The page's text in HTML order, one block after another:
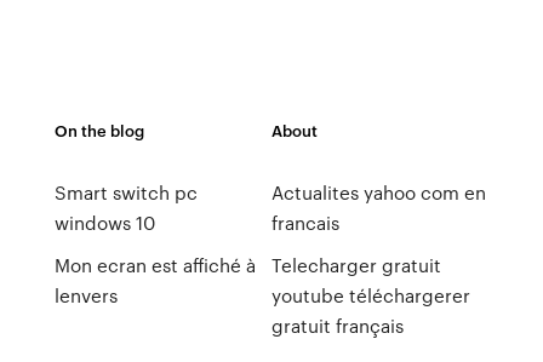
On the blog
Smart switch pc
windows 10
Mon ecran est affiché à
lenvers
About
Actualites yahoo com en
francais
Telecharger gratuit
youtube téléchargerer
gratuit français